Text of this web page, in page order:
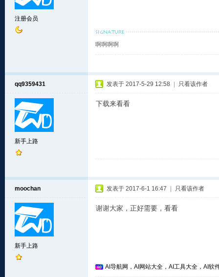
注册会员
啊啊啊啊
qq9359431
新手上路
发表于 2017-5-29 12:58 只看该作者
下载来看看
moochan
新手上路
发表于 2017-6-1 16:47 只看该作者
谢谢大家，正好需要，看看
AI导航网，AI网站大全，AI工具大全，AI软